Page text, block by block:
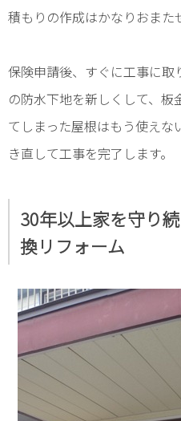
積もりの作成はかなりおまた
保険申請後、すぐに工事に取
の防水下地を新しくして、
てしまった屋根はもう使えな
き直して工事を完了します。
30年以上家を守り
換リフォーム